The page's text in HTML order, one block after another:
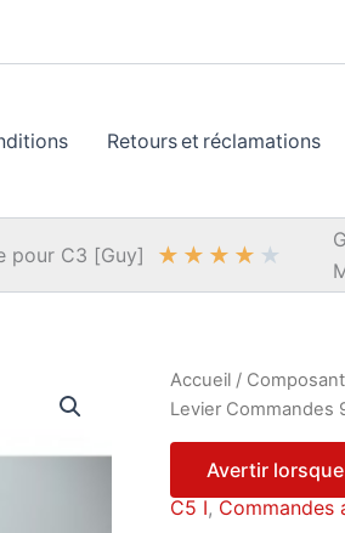
Retours et réclamations
pour C3 [Guy] ★ ★ ★ ★ ★
Accueil /
Levier Commandes
Avertir
C5 I, Commandes